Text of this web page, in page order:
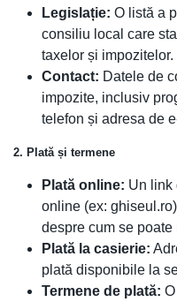
Legislație: O listă a
consiliu local care
taxelor și impozitelor.
Contact: Datele de
impozite, inclusiv
telefon și adresa de
2. Plată și termene
Plată online: Un link
online (ex:
despre cum se poate
Plată la casierie:
plată disponibile la
Termene de plată: